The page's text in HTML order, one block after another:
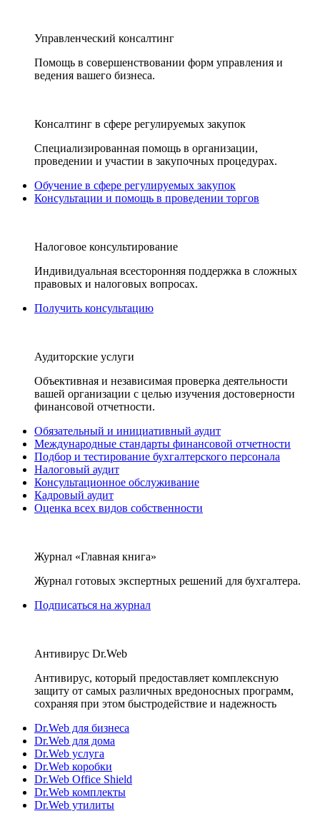
Управленческий консалтинг
Помощь в совершенствовании форм управления и
ведения вашего бизнеса.
Консалтинг в сфере регулируемых закупок
Специализированная помощь в организации,
проведении и участии в закупочных процедурах.
Обучение в сфере регулируемых закупок
Консультации и помощь в проведении торгов
Налоговое консультирование
Индивидуальная всесторонняя поддержка в сложных
правовых и налоговых вопросах.
Получить консультацию
Аудиторские услуги
Объективная и независимая проверка деятельности
вашей организации с целью изучения достоверности
финансовой отчетности.
Обязательный и инициативный аудит
Международные стандарты финансовой отчетности
Подбор и тестирование бухгалтерского персонала
Налоговый аудит
Консультационное обслуживание
Кадровый аудит
Оценка всех видов собственности
Журнал «Главная книга»
Журнал готовых экспертных решений для бухгалтера.
Подписаться на журнал
Антивирус Dr.Web
Антивирус, который предоставляет комплексную
защиту от самых различных вредоносных программ,
сохраняя при этом быстродействие и надежность
Dr.Web для бизнеса
Dr.Web для дома
Dr.Web услуга
Dr.Web коробки
Dr.Web Office Shield
Dr.Web комплекты
Dr.Web утилиты